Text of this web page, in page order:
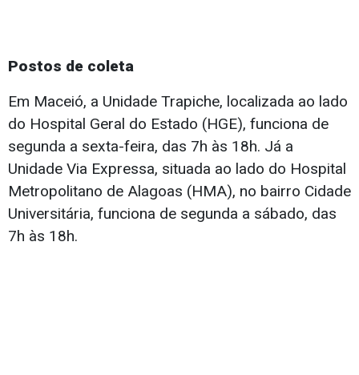
Postos de coleta
Em Maceió, a Unidade Trapiche, localizada ao lado
do Hospital Geral do Estado (HGE), funciona de
segunda a sexta-feira, das 7h às 18h. Já a
Unidade Via Expressa, situada ao lado do Hospital
Metropolitano de Alagoas (HMA), no bairro Cidade
Universitária, funciona de segunda a sábado, das
7h às 18h.